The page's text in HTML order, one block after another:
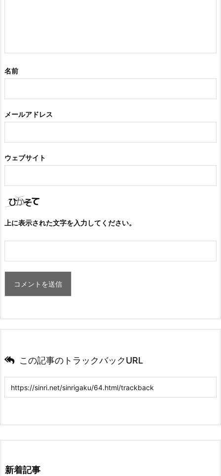
名前
メールアドレス
ウェブサイト
上に表示された文字を入力してください。
この記事のトラックバックURL
新着記事